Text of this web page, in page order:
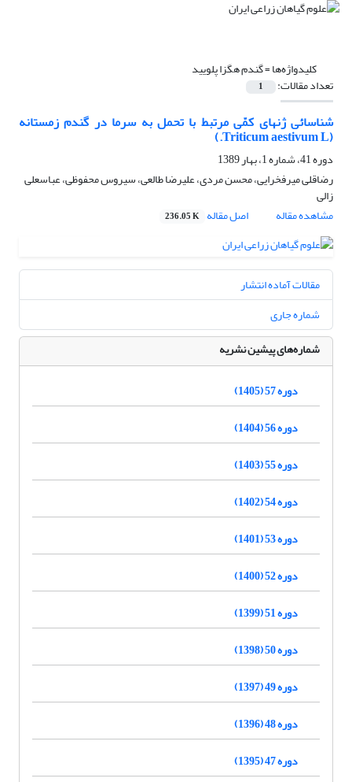
کلیدواژه‌ها =گندم هگزا پلویید
تعداد مقالات: 1
شناسائی ژن‏های کمّی مرتبط با تحمل به سرما در گندم زمستانه
(Triticum aestivum L.)
دوره 41، شماره 1، بهار 1389
رضاقلی میرفخرایی، محسن مردی، علیرضا طالعی، سیروس محفوظی، عباسعلی
زالی
مشاهده مقاله
اصل مقاله 236.05 K
مقالات آماده انتشار
شماره جاری
شماره‌های پیشین نشریه
دوره 57 (1405)
دوره 56 (1404)
دوره 55 (1403)
دوره 54 (1402)
دوره 53 (1401)
دوره 52 (1400)
دوره 51 (1399)
دوره 50 (1398)
دوره 49 (1397)
دوره 48 (1396)
دوره 47 (1395)